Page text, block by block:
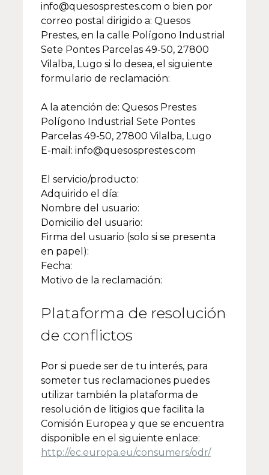
info@quesosprestes.com o bien por
correo postal dirigido a: Quesos
Prestes, en la calle Polígono Industrial
Sete Pontes Parcelas 49-50, 27800
Vilalba, Lugo si lo desea, el siguiente
formulario de reclamación:
A la atención de: Quesos Prestes
Polígono Industrial Sete Pontes
Parcelas 49-50, 27800 Vilalba, Lugo
E-mail: info@quesosprestes.com
El servicio/producto:
Adquirido el día:
Nombre del usuario:
Domicilio del usuario:
Firma del usuario (solo si se presenta
en papel):
Fecha:
Motivo de la reclamación:
Plataforma de resolución
de conflictos
Por si puede ser de tu interés, para
someter tus reclamaciones puedes
utilizar también la plataforma de
resolución de litigios que facilita la
Comisión Europea y que se encuentra
disponible en el siguiente enlace:
http://ec.europa.eu/consumers/odr/